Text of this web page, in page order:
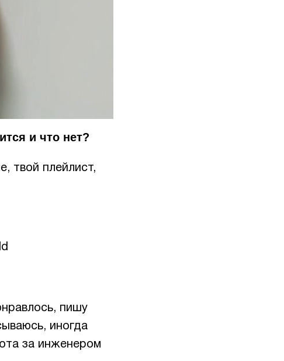
и что нет?
твой плейлист,
пишу
иногда
за инженером